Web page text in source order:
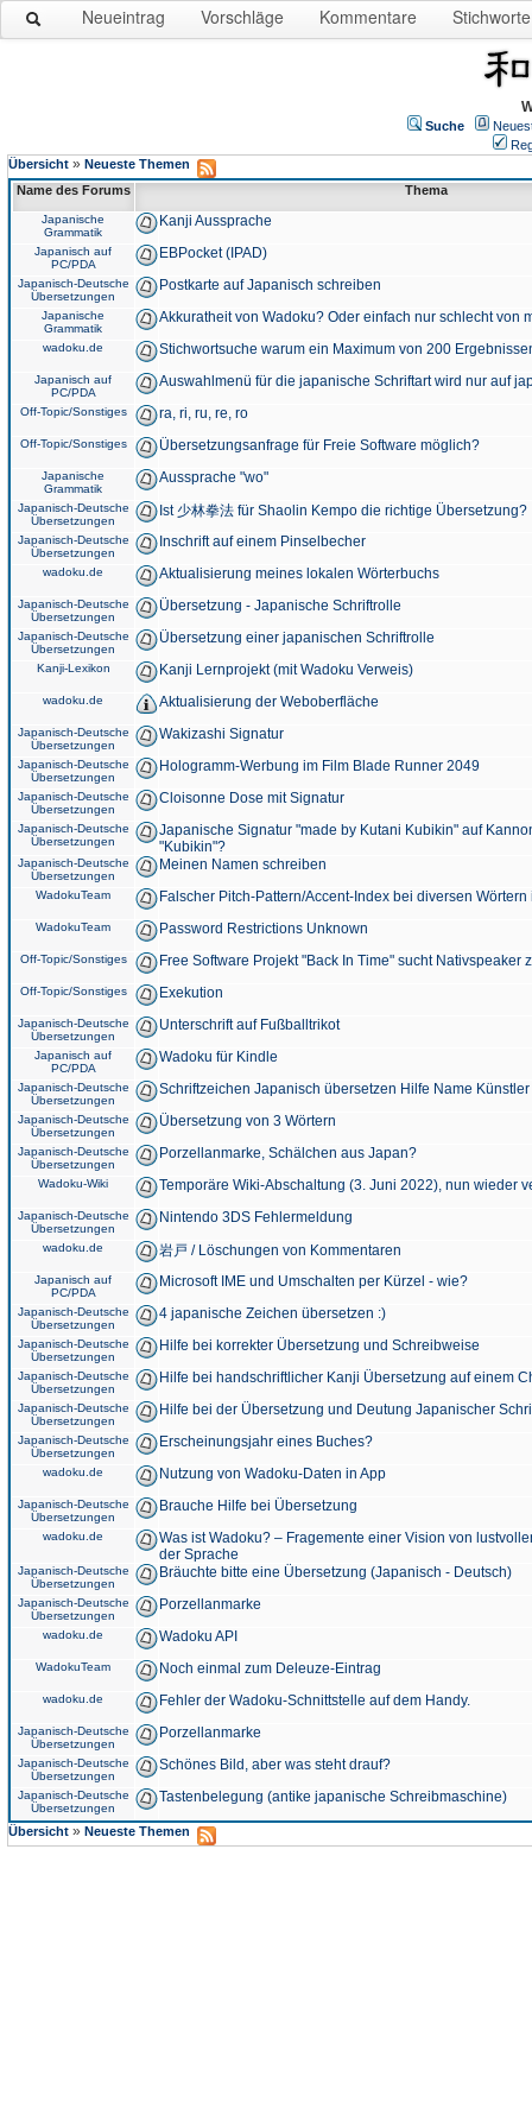
Neueintrag Vorschläge Kommentare Stichworte
Suche
Übersicht » Neueste Themen
Name des Forums
Thema
Japanische
Grammatik
Kanji Aussprache
Japanisch auf
PC/PDA
EBPocket (IPAD)
Japanisch-Deutsche
Übersetzungen
Postkarte auf Japanisch schreiben
Japanische
Grammatik
Akkuratheit von Wadoku? Oder einfach nur schlecht von
wadoku.de Stichwortsuche warum ein Maximum von 200
Japanisch auf
PC/PDA
Auswahlmenü für die japanische Schriftart wird nur auf
Off-Topic/Sonstiges ra, ri, ru, re, ro
Off-Topic/Sonstiges Übersetzungsanfrage für Freie Software möglich?
Japanische
Grammatik
Aussprache "wo"
Japanisch-Deutsche
Übersetzungen
Ist 少林拳法 für Shaolin Kempo die richtige Übersetzung?
Japanisch-Deutsche
Übersetzungen
Inschrift auf einem Pinselbecher
wadoku.de Aktualisierung meines lokalen Wörterbuchs
Japanisch-Deutsche
Übersetzungen
Übersetzung - Japanische Schriftrolle
Japanisch-Deutsche
Übersetzungen
Übersetzung einer japanischen Schriftrolle
Kanji-Lexikon Kanji Lernprojekt (mit Wadoku Verweis)
wadoku.de Aktualisierung der Weboberfläche
Japanisch-Deutsche
Übersetzungen
Wakizashi Signatur
Japanisch-Deutsche
Übersetzungen
Hologramm-Werbung im Film Blade Runner 2049
Japanisch-Deutsche
Übersetzungen
Cloisonne Dose mit Signatur
Japanisch-Deutsche
Übersetzungen
Japanische Signatur "made by Kutani Kubikin" auf
"Kubikin"?
Japanisch-Deutsche
Übersetzungen
Meinen Namen schreiben
WadokuTeam Falscher Pitch-Pattern/Accent-Index bei diversen
WadokuTeam Password Restrictions Unknown
Off-Topic/Sonstiges Free Software Projekt "Back In Time" sucht Nativspeaker
Off-Topic/Sonstiges Exekution
Japanisch-Deutsche
Übersetzungen
Unterschrift auf Fußballtrikot
Japanisch auf
PC/PDA
Wadoku für Kindle
Japanisch-Deutsche
Übersetzungen
Schriftzeichen Japanisch übersetzen Hilfe Name
Japanisch-Deutsche
Übersetzungen
Übersetzung von 3 Wörtern
Japanisch-Deutsche
Übersetzungen
Porzellanmarke, Schälchen aus Japan?
Wadoku-Wiki Temporäre Wiki-Abschaltung (3. Juni 2022), nun wieder
Japanisch-Deutsche
Übersetzungen
Nintendo 3DS Fehlermeldung
wadoku.de 岩戸 / Löschungen von Kommentaren
Japanisch auf
PC/PDA
Microsoft IME und Umschalten per Kürzel - wie?
Japanisch-Deutsche
Übersetzungen
4 japanische Zeichen übersetzen :)
Japanisch-Deutsche
Übersetzungen
Hilfe bei korrekter Übersetzung und Schreibweise
Japanisch-Deutsche
Übersetzungen
Hilfe bei handschriftlicher Kanji Übersetzung auf einem
Japanisch-Deutsche
Übersetzungen
Hilfe bei der Übersetzung und Deutung Japanischer
Japanisch-Deutsche
Übersetzungen
Erscheinungsjahr eines Buches?
wadoku.de Nutzung von Wadoku-Daten in App
Japanisch-Deutsche
Übersetzungen
Brauche Hilfe bei Übersetzung
wadoku.de
Was ist Wadoku? – Fragemente einer Vision von
der Sprache
Japanisch-Deutsche
Übersetzungen
Bräuchte bitte eine Übersetzung (Japanisch - Deutsch)
Japanisch-Deutsche
Übersetzungen
Porzellanmarke
wadoku.de Wadoku API
WadokuTeam Noch einmal zum Deleuze-Eintrag
wadoku.de Fehler der Wadoku-Schnittstelle auf dem Handy.
Japanisch-Deutsche
Übersetzungen
Porzellanmarke
Japanisch-Deutsche
Übersetzungen
Schönes Bild, aber was steht drauf?
Japanisch-Deutsche
Übersetzungen
Tastenbelegung (antike japanische Schreibmaschine)
Übersicht » Neueste Themen